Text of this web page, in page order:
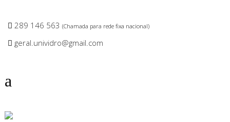
289 146 563 (Chamada para rede fixa nacional)
geral.unividro@gmail.com